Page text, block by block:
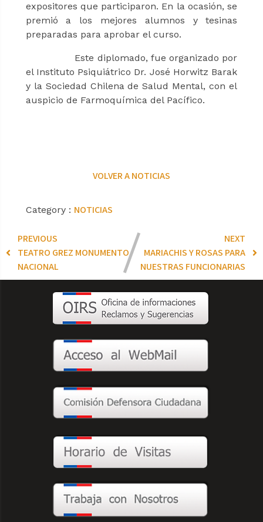
expositores que participaron. En la ocasión, se
premió a los mejores alumnos y tesinas
preparadas para aprobar el curso.
Este diplomado, fue organizado por
el Instituto Psiquiátrico Dr. José Horwitz Barak
y la Sociedad Chilena de Salud Mental, con el
auspicio de Farmoquímica del Pacífico.
VOLVER A NOTICIAS
Category : NOTICIAS
PREVIOUS
TEATRO GREZ MONUMENTO
NACIONAL
NEXT
MARIACHIS Y ROSAS PARA
NUESTRAS FUNCIONARIAS